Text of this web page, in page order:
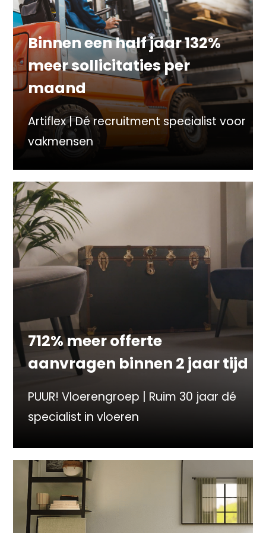
Binnen een half jaar 132%
meer sollicitaties per
maand
Artiflex | Dé recruitment specialist voor
vakmensen
712% meer offerte
aanvragen binnen 2 jaar tijd
PUUR! Vloerengroep | Ruim 30 jaar dé
specialist in vloeren